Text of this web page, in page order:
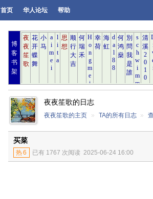
首页 华人论坛 帮助
博
客
书
架
夜夜笙歌的日志
夜夜笙歌的主页 » TA的所有日志 »
买菜
热6 已有 1767 次阅读 2025-06-24 16:00